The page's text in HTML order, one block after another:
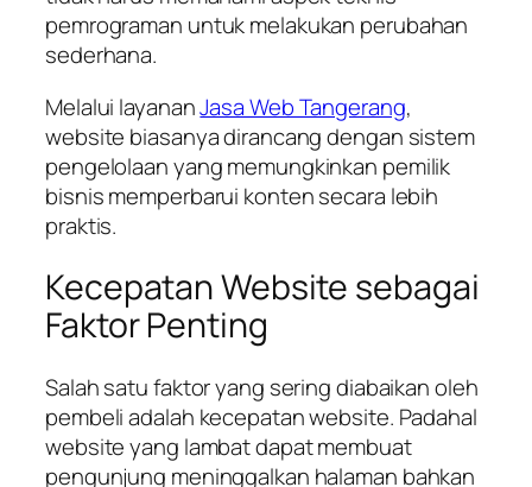
pemrograman untuk melakukan perubahan
sederhana.
Melalui layananJasa Web Tangerang,
website biasanya dirancang dengan sistem
pengelolaan yang memungkinkan pemilik
bisnis memperbarui konten secara lebih
praktis.
Kecepatan Website sebagai
Faktor Penting
Salah satu faktor yang sering diabaikan oleh
pembeli adalah kecepatan website. Padahal
website yang lambat dapat membuat
pengunjung meninggalkan halaman bahkan